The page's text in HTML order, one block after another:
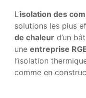
L’isolation des
solutions les plus
de chaleur d’un
une entreprise
l’isolation
comme en